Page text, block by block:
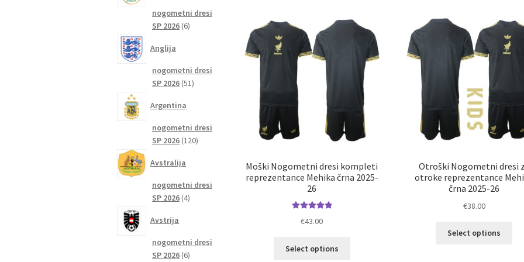
Moški Nogometni dresi kompleti
reprezentance Mehika črna 2025-
26
€43.00
Select options
Otroški Nogometni dresi
otroke reprezentance
črna 2025-26
€38.00
Select options
nogometni dresi
SP 2026 66
Anglija
nogometni dresi
SP 2026 5151
Argentina
nogometni dresi
SP 2026 120120
Avstralija
nogometni dresi
SP 2026 44
Avstrija
nogometni dresi
SP 2026 66